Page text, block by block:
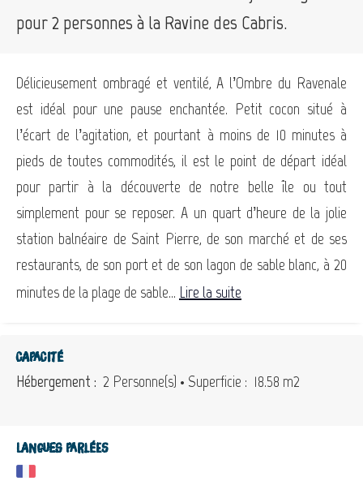
pour 2 personnes à la Ravine des Cabris.
Délicieusement ombragé et ventilé, A l’Ombre du Ravenale
est idéal pour une pause enchantée. Petit cocon situé à
l’écart de l’agitation, et pourtant à moins de 10 minutes à
pieds de toutes commodités, il est le point de départ idéal
pour partir à la découverte de notre belle île ou tout
simplement pour se reposer. A un quart d’heure de la jolie
station balnéaire de Saint Pierre, de son marché et de ses
restaurants, de son port et de son lagon de sable blanc, à 20
minutes de la plage de sable... Lire la suite
Capacité
Hébergement : 2 Personne(s) • Superficie : 18.58 m2
Langues parlées